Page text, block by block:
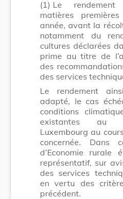
(1) Le rendement
matières
année, avant la
notamment du
cultures déclarées
prime au titre de
des
des services
Le rendement
adapté, le cas
conditions
existantes au
Luxembourg au
concernée. Dans
d’Economie rurale
représentatif, sur
des services
en vertu des
précédent.